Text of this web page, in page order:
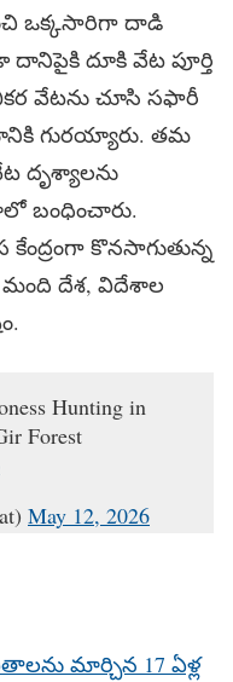
ఒక్కసారిగా దాడి
దూకి వేట పూర్తి
వేటను చూసి సఫారీ
గురయ్యారు. తమ
దృశ్యాలను
బంధించారు.
కొనసాగుతున్న
దేశ, విదేశాల
Hunting in
Forest
May 12, 2026
మార్చిన 17 ఏళ్ల